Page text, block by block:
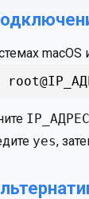
IP_АДРЕС
yes,